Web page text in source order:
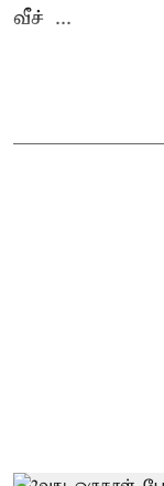
வீச் ...